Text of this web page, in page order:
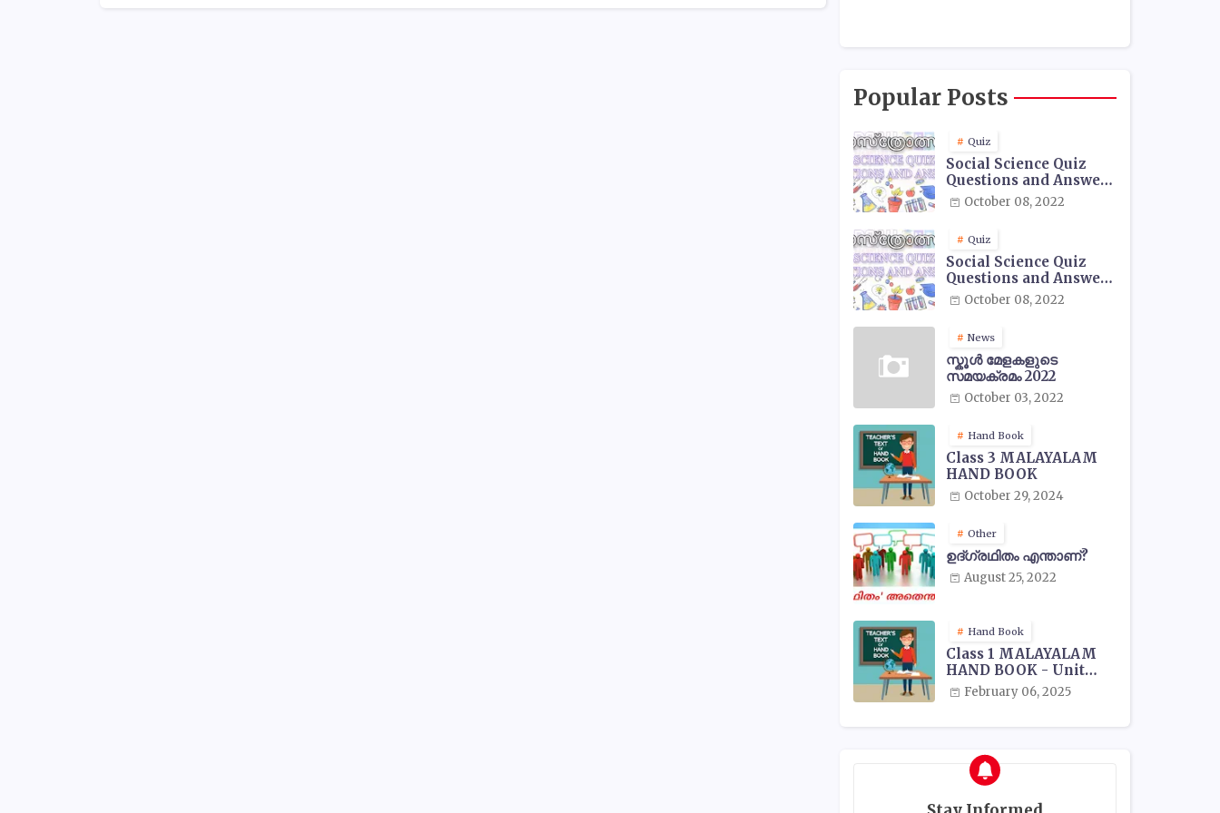
Popular Posts
Quiz
Social Science Quiz
Questions and Answers
- 01October 08, 2022
Quiz
Social Science Quiz
Questions and Answers
- 02October 08, 2022
News
സ്കൂൾ മേളകളുടെ
സമയക്രമം 2022
October 03, 2022
Hand Book
Class 3 MALAYALAM
HAND BOOK
October 29, 2024
Other
ഉദ്ഗ്രഥിതം എന്താണ്?
August 25, 2022
Hand Book
Class 1 MALAYALAM
HAND BOOK - Unit
WiseFebruary 06, 2025